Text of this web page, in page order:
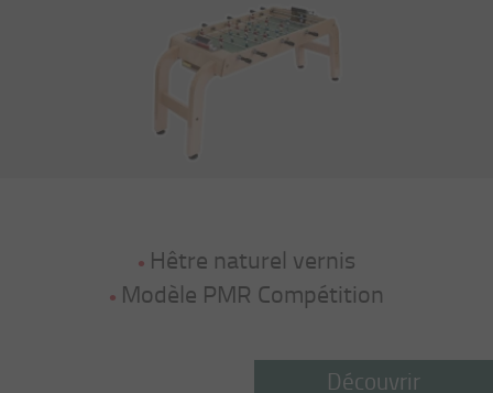
Hêtre naturel vernis
Modèle PMR Compétition
Découvrir